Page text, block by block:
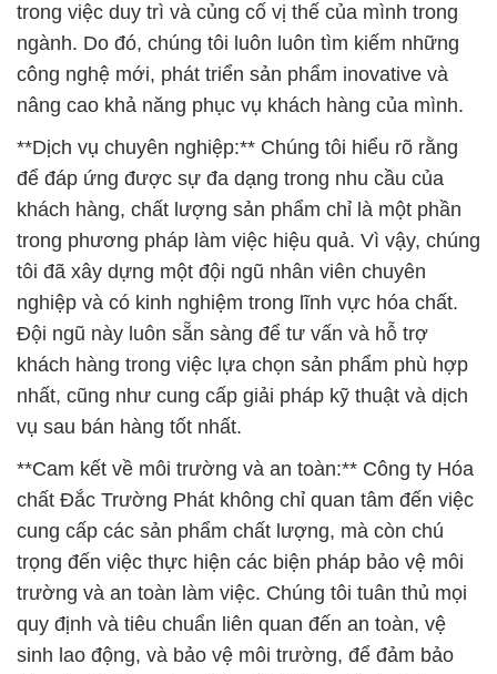
trong việc duy trì và củng cố vị thế của mình trong
ngành. Do đó, chúng tôi luôn luôn tìm kiếm những
công nghệ mới, phát triển sản phẩm inovative và
nâng cao khả năng phục vụ khách hàng của mình.
**Dịch vụ chuyên nghiệp:** Chúng tôi hiểu rõ rằng
để đáp ứng được sự đa dạng trong nhu cầu của
khách hàng, chất lượng sản phẩm chỉ là một phần
trong phương pháp làm việc hiệu quả. Vì vậy, chúng
tôi đã xây dựng một đội ngũ nhân viên chuyên
nghiệp và có kinh nghiệm trong lĩnh vực hóa chất.
Đội ngũ này luôn sẵn sàng để tư vấn và hỗ trợ
khách hàng trong việc lựa chọn sản phẩm phù hợp
nhất, cũng như cung cấp giải pháp kỹ thuật và dịch
vụ sau bán hàng tốt nhất.
**Cam kết về môi trường và an toàn:** Công ty Hóa
chất Đắc Trường Phát không chỉ quan tâm đến việc
cung cấp các sản phẩm chất lượng, mà còn chú
trọng đến việc thực hiện các biện pháp bảo vệ môi
trường và an toàn làm việc. Chúng tôi tuân thủ mọi
quy định và tiêu chuẩn liên quan đến an toàn, vệ
sinh lao động, và bảo vệ môi trường, để đảm bảo